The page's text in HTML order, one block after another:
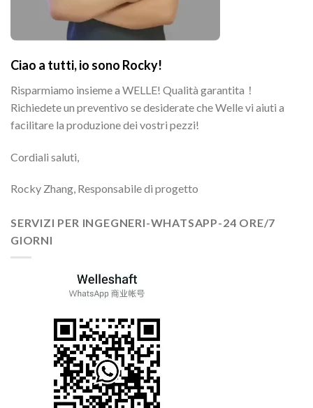
Ciao a tutti, io sono Rocky!
Risparmiamo insieme a WELLE! Qualità garantita！
Richiedete un preventivo se desiderate che Welle vi aiuti a
facilitare la produzione dei vostri pezzi!
Cordiali saluti,
Rocky Zhang, Responsabile di progetto
SERVIZI PER INGEGNERI-WHATSAPP-24 ORE/7
GIORNI